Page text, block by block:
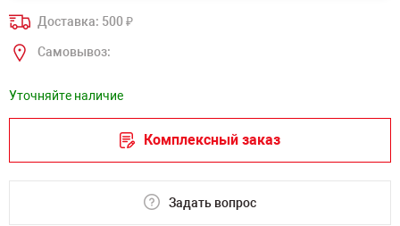
Доставка: 500₽
Самовывоз:
Уточняйте наличие
Комплексный заказ
Задать вопрос